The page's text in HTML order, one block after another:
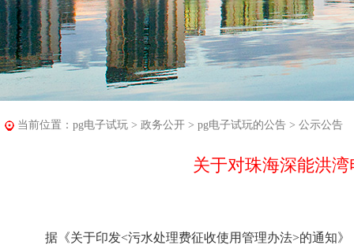
当前位置： pg电子试玩 > 政务公开 > pg电子试玩的公告 > 公示公告
关于对珠海深能洪
据《关于印发<污水处理费征收使用管理办法>的通知》